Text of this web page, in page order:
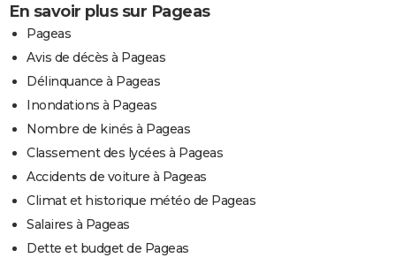
En savoir plus sur Pageas
Pageas
Avis de décès à Pageas
Délinquance à Pageas
Inondations à Pageas
Nombre de kinés à Pageas
Classement des lycées à Pageas
Accidents de voiture à Pageas
Climat et historique météo de Pageas
Salaires à Pageas
Dette et budget de Pageas